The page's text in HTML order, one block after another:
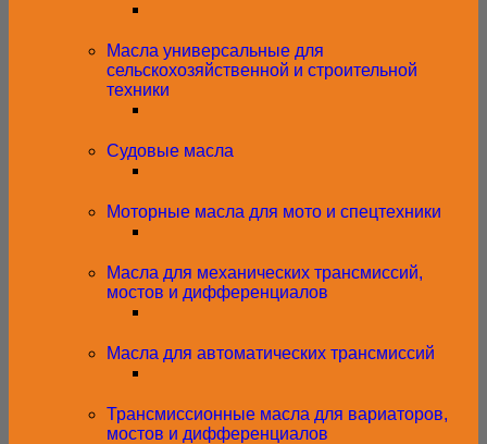
Масла универсальные для
сельскохозяйственной и строительной
техники
Судовые масла
Моторные масла для мото и спецтехники
Масла для механических трансмиссий,
мостов и дифференциалов
Масла для автоматических трансмиссий
Трансмиссионные масла для вариаторов,
мостов и дифференциалов